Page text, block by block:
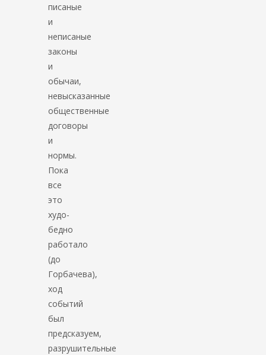
писаные
и
неписаные
законы
и
обычаи,
невысказанные
общественные
договоры
и
нормы.
Пока
все
это
худо-
бедно
работало
(до
Горбачева),
ход
событий
был
предсказуем,
разрушительные